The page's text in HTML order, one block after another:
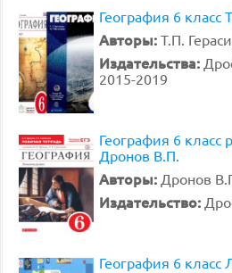
География 6 класс
Авторы: Т.П.
Издательства:
2015-2019
География 6 класс
Дронов В.П.
Авторы: Дронов
Издательство:
География 6 класс